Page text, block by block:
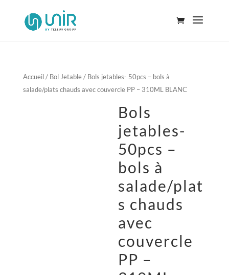
Accueil/ Bol Jetable/ Bols jetables- 50pcs – bols à
salade/plats chauds avec couvercle PP – 310ML BLANC
Bols
jetables-
50pcs –
bols à
salade/plat
s chauds
avec
couvercle
PP –